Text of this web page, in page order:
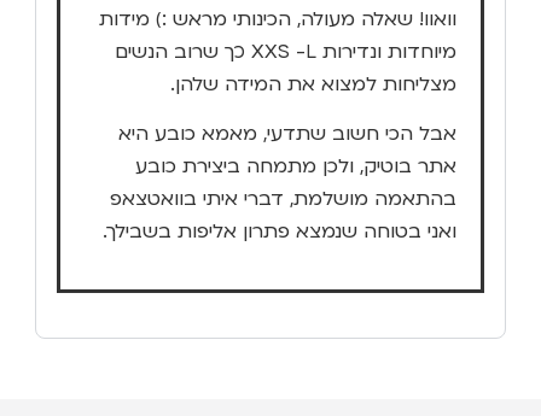
וואוו! שאלה מעולה, הכינותי מראש :) מידות
מיוחדות ונדירות XXS -L כך שרוב הנשים
מצליחות למצוא את המידה שלהן.
אבל הכי חשוב שתדעי, מאמא כובע היא
אתר בוטיק, ולכן מתמחה ביצירת כובע
בהתאמה מושלמת, דברי איתי בוואטצאפ
ואני בטוחה שנמצא פתרון אליפות בשבילך.